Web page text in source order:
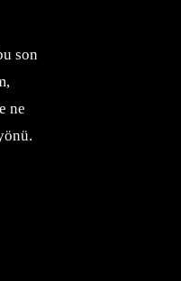
son
ne